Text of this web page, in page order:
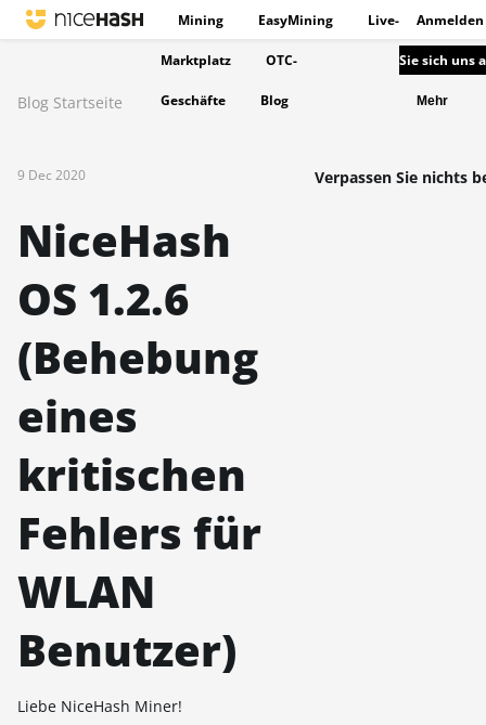
Mining EasyMining Live-
Marktplatz OTC-
Geschäfte Blog
Anmelden
Sie sich uns
Mehr
Blog Startseite
9 Dec 2020
NiceHash
OS 1.2.6
(Behebung
eines
kritischen
Fehlers für
WLAN
Benutzer)
Liebe NiceHash Miner!
Verpassen Sie nichts